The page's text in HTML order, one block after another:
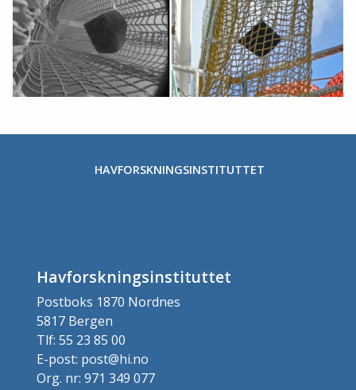
HAVFORSKNINGSINSTITUTTET
Havforskningsinstituttet
Postboks 1870 Nordnes
5817 Bergen
Tlf: 55 23 85 00
E-post: post@hi.no
Org. nr: 971 349 077